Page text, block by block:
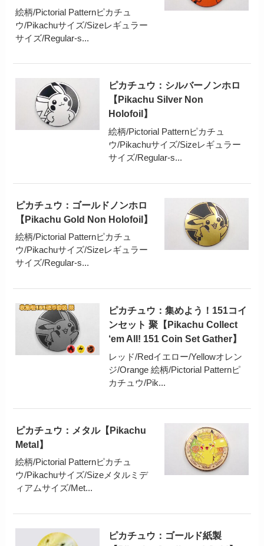
絵柄/Pictorial Patternピカチュ
ウ/Pikachuサイズ/Sizeレギュラー
サイズ/Regular-s...
ピカチュウ：シルバーノンホロ
【Pikachu Silver Non
Holofoil】
絵柄/Pictorial Patternピカチュ
ウ/Pikachuサイズ/Sizeレギュラー
サイズ/Regular-s...
ピカチュウ：ゴールドノンホロ
【Pikachu Gold Non Holofoil】
絵柄/Pictorial Patternピカチュ
ウ/Pikachuサイズ/Sizeレギュラー
サイズ/Regular-s...
ピカチュウ：集めよう！151コイ
ンセット 聚【Pikachu Collect
‘em All! 151 Coin Set Gather】
レッド/Redイエロー/Yellowオレン
ジ/Orange 絵柄/Pictorial Patternピ
カチュウ/Pik...
ピカチュウ：メタル【Pikachu
Metal】
絵柄/Pictorial Patternピカチュ
ウ/Pikachuサイズ/Sizeメタルミデ
ィアムサイズ/Met...
ピカチュウ：ゴールド紙製